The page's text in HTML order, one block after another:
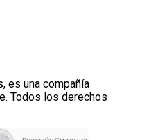
es una compañía
Todos los derechos